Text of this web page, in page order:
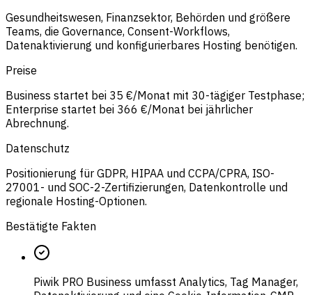
Gesundheitswesen, Finanzsektor, Behörden und größere
Teams, die Governance, Consent-Workflows,
Datenaktivierung und konfigurierbares Hosting benötigen.
Preise
Business startet bei 35 €/Monat mit 30-tägiger Testphase;
Enterprise startet bei 366 €/Monat bei jährlicher
Abrechnung.
Datenschutz
Positionierung für GDPR, HIPAA und CCPA/CPRA, ISO-
27001- und SOC-2-Zertifizierungen, Datenkontrolle und
regionale Hosting-Optionen.
Bestätigte Fakten
Piwik PRO Business umfasst Analytics, Tag Manager,